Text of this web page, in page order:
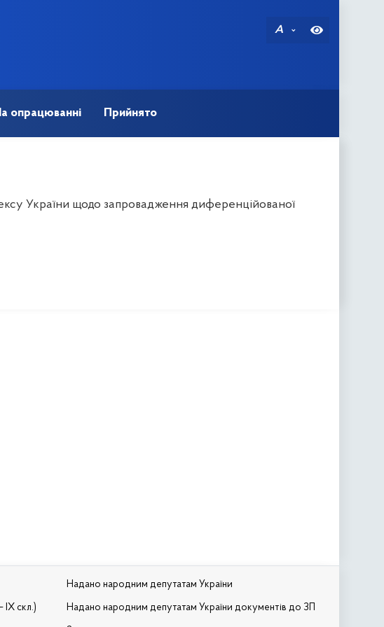
A
опрацюванні Прийнято
України щодо запровадження диференційованої
IX скл.)
Надано народним депутатам України
Надано народним депутатам України документів до ЗП